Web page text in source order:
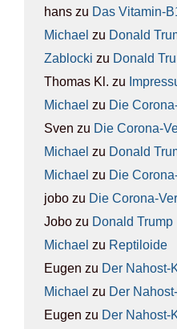
hans zu Das Vit­amin-
Michael zu Donald
Zablocki zu Donald
Thomas Kl. zu
Michael zu Die
Sven zu Die Coro­na-
Michael zu Donald
Michael zu Die
jobo zu Die Coro­na-
Jobo zu Donald Trump
Michael zu Rep­ti­lo­ide
Eugen zu Der Nah­ost-
Michael zu Der
Eugen zu Der Nah­ost-